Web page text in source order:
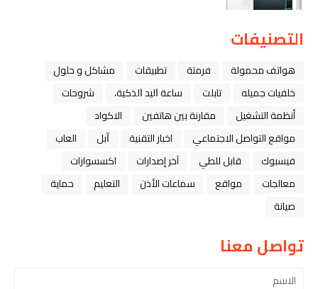
التصنيفات
هواتف محمولة فرمتة تطبيقات
مشاكل و حلول
خلفيات جميله
تابلت ﺳﺎﻋﺔ ﺍﻟﻴﺪ ﺍﻟﺬﻛﻴﺔ،
شروحات
أنظمة التشغيل
مقارنة بين هاتفين
الاكواد
مواقع التواصل الاجتماعي
اخبار التقنية ﺁﺑﻞ
العاب
فيسبوك
قابل للطي آخر إصدارات
اكسسوارات
معالجات
مواقع سماعات الأذن التعليم
حماية
صيانة
تواصل معنا